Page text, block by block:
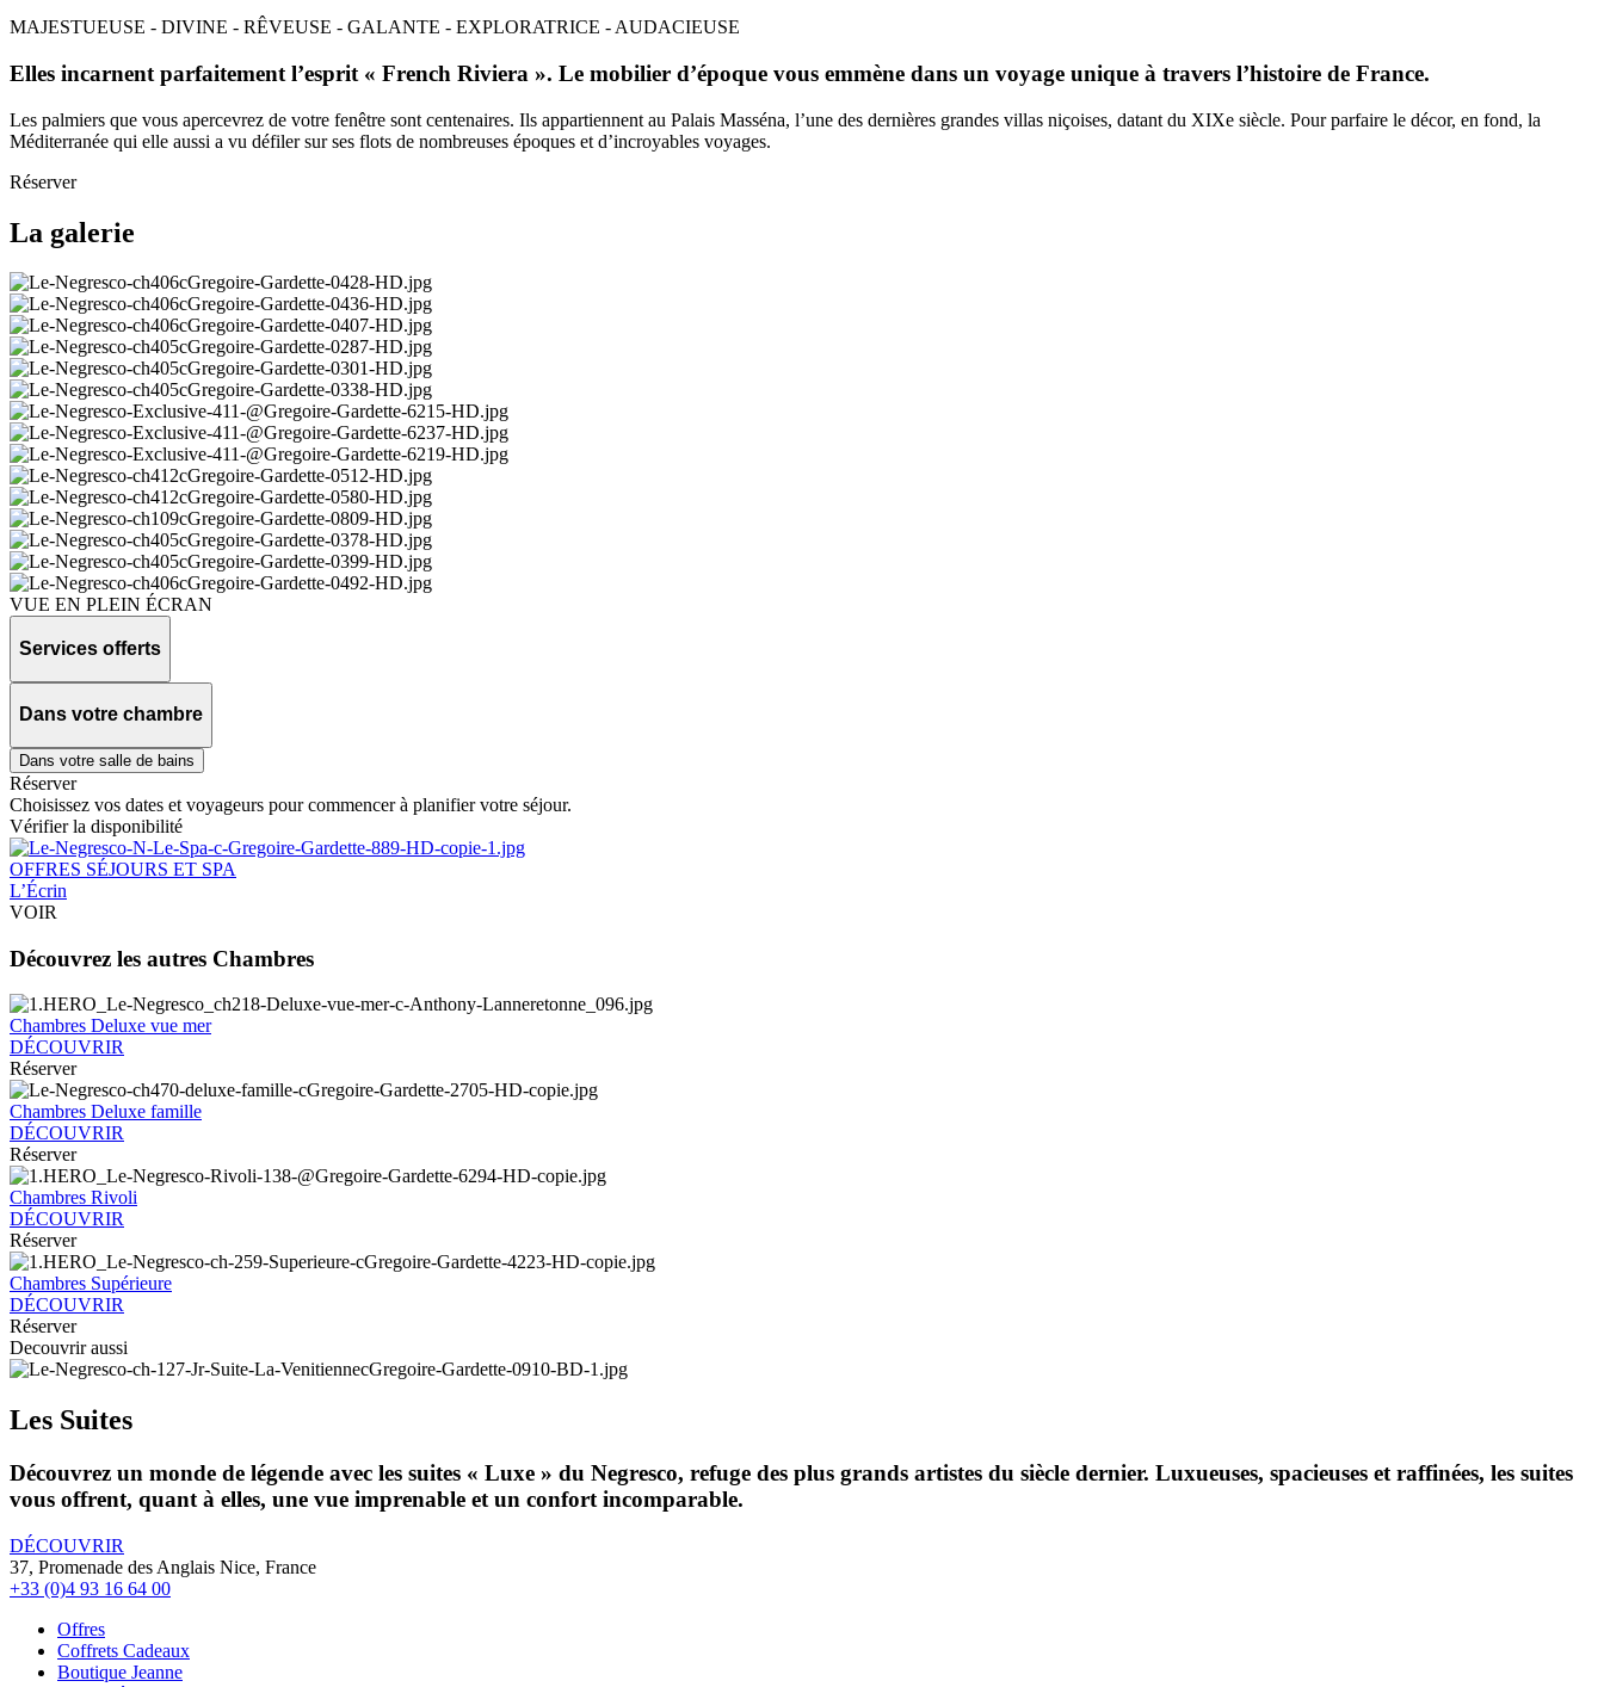
MAJESTUEUSE - DIVINE - RÊVEUSE - GALANTE - EXPLORATRICE - AUDACIEUSE
Elles incarnent parfaitement l’esprit « French Riviera ». Le mobilier d’époque vous emmène dans un voyage unique à travers l’histoire de France.
Les palmiers que vous apercevrez de votre fenêtre sont centenaires. Ils appartiennent au Palais Masséna, l’une des dernières grandes villas niçoises, datant du XIXe siècle. Pour parfaire le décor, en fond, la
Méditerranée qui elle aussi a vu défiler sur ses flots de nombreuses époques et d’incroyables voyages.
Réserver
La galerie
VUE EN PLEIN ÉCRAN
Services offerts
Dans votre chambre
Dans votre salle de bains
Réserver
Choisissez vos dates et voyageurs pour commencer à planifier votre séjour.
Vérifier la disponibilité
OFFRES SÉJOURS ET SPA
L’Écrin
VOIR
Découvrez les autres Chambres
Chambres Deluxe vue mer
DÉCOUVRIR
Réserver
Chambres Deluxe famille
DÉCOUVRIR
Réserver
Chambres Rivoli
DÉCOUVRIR
Réserver
Chambres Supérieure
DÉCOUVRIR
Réserver
Decouvrir aussi
Les Suites
Découvrez un monde de légende avec les suites « Luxe » du Negresco, refuge des plus grands artistes du siècle dernier. Luxueuses, spacieuses et raffinées, les suites
vous offrent, quant à elles, une vue imprenable et un confort incomparable.
DÉCOUVRIR
37, Promenade des Anglais Nice, France
+33 (0)4 93 16 64 00
Offres
Coffrets Cadeaux
Boutique Jeanne